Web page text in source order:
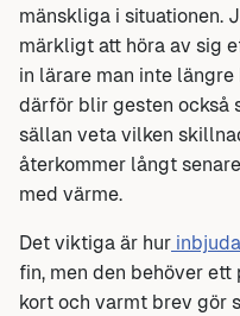
mänskliga i situationen.
märkligt att höra av sig
in lärare man inte
därför blir gesten också
sällan veta vilken
återkommer långt
med värme.
Det viktiga är hur
fin, men den behöver
kort och varmt brev gör